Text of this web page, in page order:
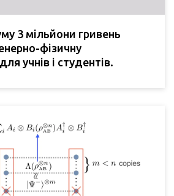
3 мільйони гривень
фізичну
учнів і студентів.